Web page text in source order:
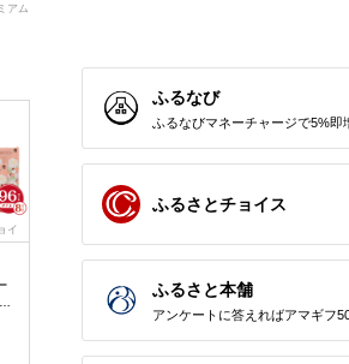
アム
イ
税
熊本県 八代市
【ふるさと納税】【ス
コッティ】トイレット
ロール ダブル フラワ
寄付金額:5,000円
高知県 土佐市
トイレットペーパー
ハローキティ ギフト
セット ダブル 30m×4
寄付金額:16,000円
ふるなび
ふるなびマネーチャージで5%即
ふるさとチョイス
ふるさと本舗
アンケートに答えればアマギフ